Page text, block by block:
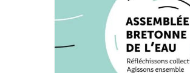
changement
climatique